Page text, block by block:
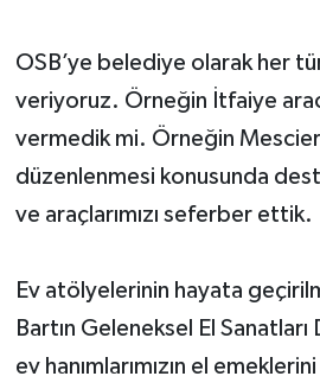
OSB’ye belediye olarak her
veriyoruz. Örneğin İtfaiye
vermedik mi. Örneğin
düzenlenmesi konusunda
ve araçlarımızı seferber ettik.
Ev atölyelerinin hayata
Bartın Geleneksel El
ev hanımlarımızın el